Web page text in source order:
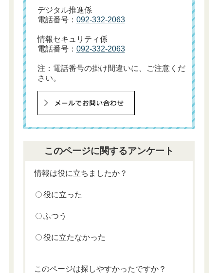
デジタル推進係
電話番号： 092-332-2063
情報セキュリティ係
電話番号： 092-332-2063
注：電話番号の掛け間違いに、ご注意くだ
さい。
このページに関するアンケート
情報は役に立ちましたか？
役に立った
ふつう
役に立たなかった
このページは探しやすかったですか？